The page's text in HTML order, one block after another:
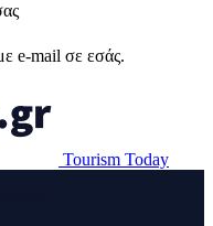
e-mail σε εσάς.
Tourism Today